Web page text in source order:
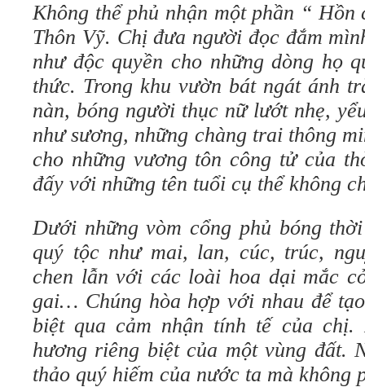
Không thể phủ nhận một phần “
Thôn Vỹ. Chị đưa người đọc đắm
như độc quyền cho những dòng họ
thức. Trong khu vườn bát ngát ánh
nàn, bóng người thục nữ lướt nhẹ,
như sương, những chàng trai thông
cho những vương tôn công tử của
đấy với những tên tuổi cụ thể không
Dưới những vòm cổng phủ bóng
quý tộc như mai, lan, cúc, trúc,
chen lẫn với các loài hoa dại mắc
gai… Chúng hòa hợp với nhau để
biệt qua cảm nhận tính tế của
hương riêng biệt của một vùng đất.
thảo quý hiếm của nước ta mà không